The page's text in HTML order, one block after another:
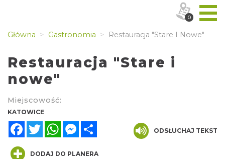
Główna Gastronomia Restauracja "Stare I Nowe"
Restauracja "Stare i
nowe"
Miejscowość:
KATOWICE
FacebookTwitterWhatsAppMessenger
ODSŁUCHAJ TEKST
DODAJ DO PLANERA
0